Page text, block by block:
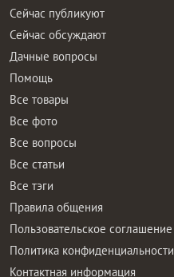
Сейчас публикуют
Сейчас обсуждают
Дачные вопросы
Помощь
Все товары
Все фото
Все вопросы
Все статьи
Все тэги
Правила общения
Пользовательское соглашение
Политика конфиденциальности
Контактная информация